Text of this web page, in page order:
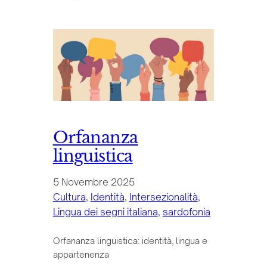
Orfananza
linguistica
5 Novembre 2025
Cultura, Identità, Intersezionalità
Lingua dei segni italiana, sardofonia
Orfananza linguistica: identità, lingua e
appartenenza